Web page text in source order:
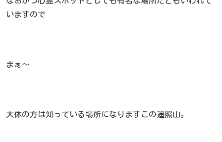
いますので
まぁ～
大体の方は知っている場所になりますこの遥照山。